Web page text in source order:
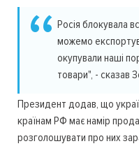
Росія блокувала
можемо
окупували наші
товари", - сказав
Президент додав, що
країнам РФ має намір
розголошувати про них